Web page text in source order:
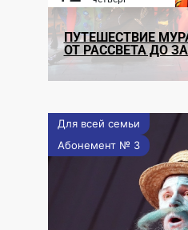
ПУТЕШЕСТВИЕ
ОТ РАССВЕТА ДО
Для всей семьи
Абонемент № 3